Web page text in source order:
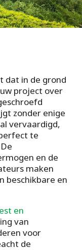
dat in de grond
project over
zonder enige
vervaardigd,
te
en de
maken
beschikbare en
en
van
voor
de